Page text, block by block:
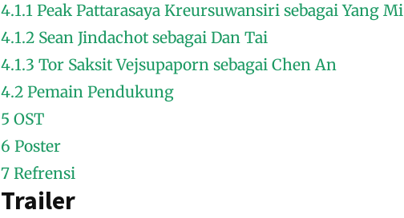
4.1.1 Peak Pattarasaya Kreursuwansiri sebagai Yang Mi
4.1.2 Sean Jindachot sebagai Dan Tai
4.1.3 Tor Saksit Vejsupaporn sebagai Chen An
4.2 Pemain Pendukung
5 OST
6 Poster
7 Refrensi
Trailer